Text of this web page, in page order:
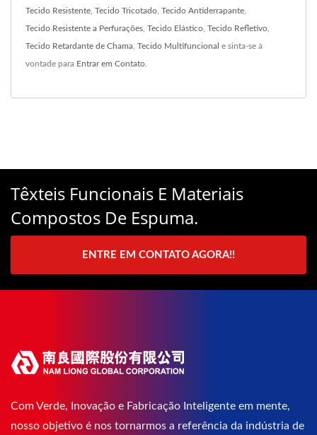
Tecido Resistente Tecido Tricotado Tecido Antiderrapante
Tecido Resistente a Perfurações Tecido Elástico Tecido Refletivo
Tecido Retardante de Chama Tecido Multifuncional e sinta-se à
vontade para Entrar em Contato
Têxteis Funcionais E Materiais
Compostos De Espuma.
ENTRE EM CONTATO AGORA!!
Com Verde, Inovação e Fabricação Inteligente em mente,
nosso objetivo é nos tornarmos a referência da indústria de